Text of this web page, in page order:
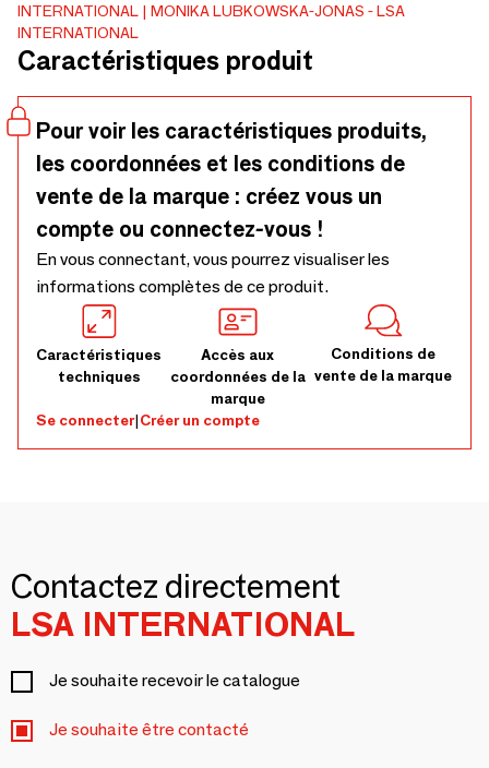
d'accueil, de chaleur et de convivialité. Fabriqué à partir de
verre cristallin sans plomb pour un haut niveau de brillance et
de durabilité
INTERNATIONAL | MONIKA LUBKOWSKA-JONAS
LSA
INTERNATIONAL
Caractéristiques produit
Pour voir les caractéristiques produits,
les coordonnées et les conditions de
vente de la marque : créez vous un
compte ou connectez-vous !
En vous connectant, vous pourrez visualiser les
informations complètes de ce produit.
Caractéristiques
techniques
Accès aux
coordonnées de la
marque
Conditions de
vente de la marque
Se connecter|Créer un compte
Contactez directement
LSA INTERNATIONAL
Je souhaite recevoir le catalogue
Je souhaite être contacté